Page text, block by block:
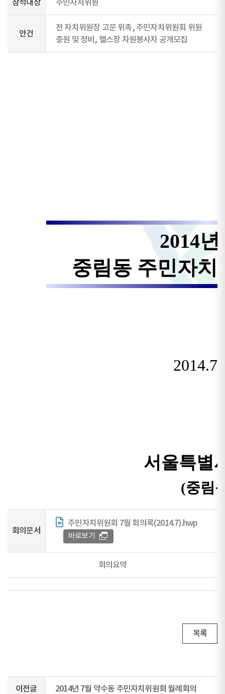
참석대상 주민자치위원
안건
전 자치위원장 고문 위촉, 주민자치위원회 위원
충원 및 정비, 헬스장 자원봉사자 공개모집
회의문서
주민자치위원회 7월 회의록(2014.7).hwp
바로보기
회의요약
목록
이전글 2014년 7월 약수동 주민자치위원회 월례회의